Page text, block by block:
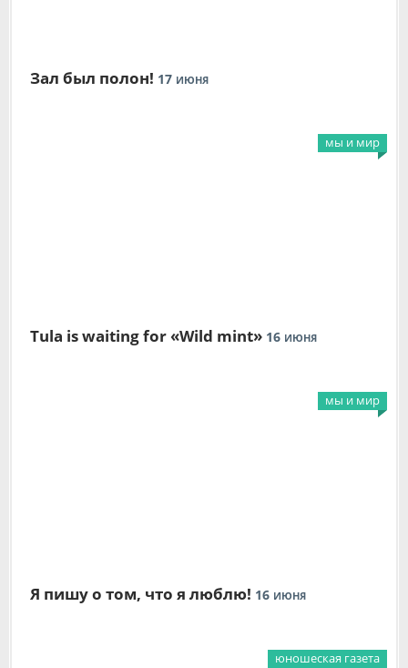
Зал был полон! 17 ИЮНЯ
мы и мир
Tula is waiting for «Wild mint» 16 ИЮНЯ
мы и мир
Я пишу о том, что я люблю! 16 ИЮНЯ
юношеская газета